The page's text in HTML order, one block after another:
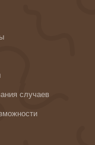
случаев